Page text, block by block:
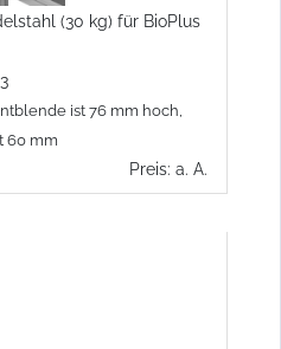
(30 kg) für BioPlus
ist 76 mm hoch,
60 mm
Preis: a. A.